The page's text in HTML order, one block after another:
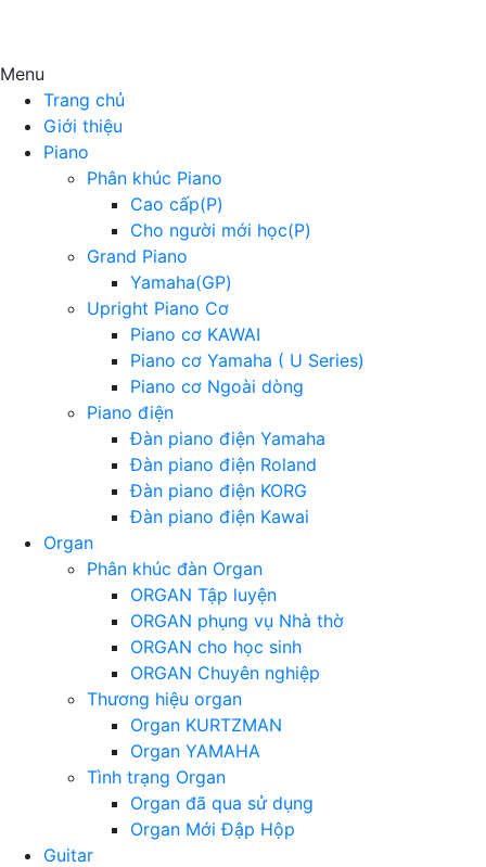
Menu
Trang chủ
Giới thiệu
Piano
Phân khúc Piano
Cao cấp(P)
Cho người mới học(P)
Grand Piano
Yamaha(GP)
Upright Piano Cơ
Piano cơ KAWAI
Piano cơ Yamaha ( U Series)
Piano cơ Ngoài dòng
Piano điện
Đàn piano điện Yamaha
Đàn piano điện Roland
Đàn piano điện KORG
Đàn piano điện Kawai
Organ
Phân khúc đàn Organ
ORGAN Tập luyện
ORGAN phụng vụ Nhà thờ
ORGAN cho học sinh
ORGAN Chuyên nghiệp
Thương hiệu organ
Organ KURTZMAN
Organ YAMAHA
Tình trạng Organ
Organ đã qua sử dụng
Organ Mới Đập Hộp
Guitar